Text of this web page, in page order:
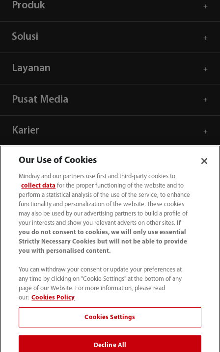
Produk
Solusi
Layanan
Pusat Media
Karier
Tentang Kami
Informasi Kontak
(62-21) 29027280
info.id@mindray.com
Our Use of Cookies
Mindray and our partners use first and third-party cookies to
collect data for the proper functioning of the website and to
perform a statistical analysis of the use of the service, to enhance
functionality and personalization of the website. These cookies
may also be used by our advertising partners to build a profile of
your interests and show you relevant adverts on other sites.
If
you do not consent to cookies, we will only use essential
Strictly Necessary Cookies but will not be able to provide
you with personalised content.
You can withdraw your consent or update your preferences at
any time by clicking on "Cookie Settings" at the bottom of any
page of our Website. For more information, please read
our: Cookies Policy
Cookies Settings
Decline All